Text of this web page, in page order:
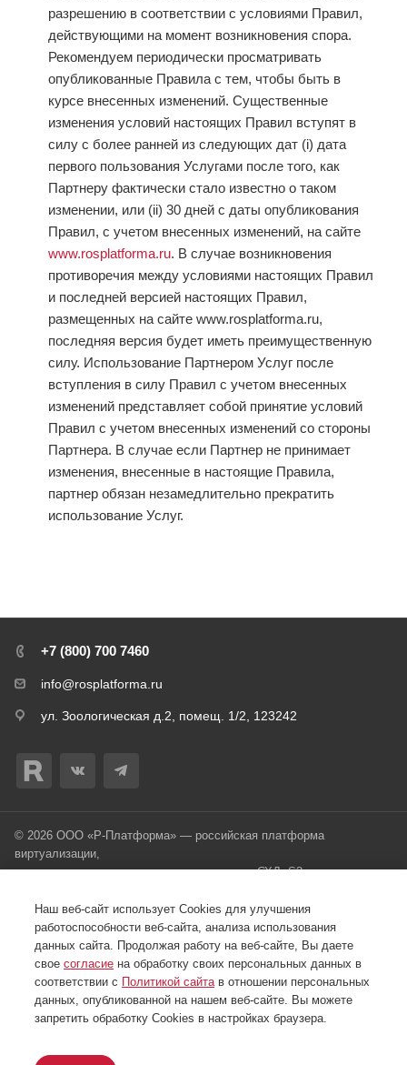
разрешению в соответствии с условиями Правил,
действующими на момент возникновения спора.
Рекомендуем периодически просматривать
опубликованные Правила с тем, чтобы быть в
курсе внесенных изменений. Существенные
изменения условий настоящих Правил вступят в
силу с более ранней из следующих дат (i) дата
первого пользования Услугами после того, как
Партнеру фактически стало известно о таком
изменении, или (ii) 30 дней с даты опубликования
Правил, с учетом внесенных изменений, на сайте
www.rosplatforma.ru. В случае возникновения
противоречия между условиями настоящих Правил
и последней версией настоящих Правил,
размещенных на сайте www.rosplatforma.ru,
последняя версия будет иметь преимущественную
силу. Использование Партнером Услуг после
вступления в силу Правил с учетом внесенных
изменений представляет собой принятие условий
Правил с учетом внесенных изменений со стороны
Партнера. В случае если Партнер не принимает
изменения, внесенные в настоящие Правила,
партнер обязан незамедлительно прекратить
использование Услуг.
+7 (800) 700 7460
info@rosplatforma.ru
ул. Зоологическая д.2, помещ. 1/2, 123242
© 2026 ООО «Р-Платформа» — российская платформа
виртуализации,
гиперконвергентное решение, программная СХД, S3-хранилище.
Лицензионное соглашение с конечным пользователем
Политикa обработки персональных данных в ООО "Р-
Платформа"
Наш веб-сайт использует Cookies для улучшения
работоспособности веб-сайта, анализа использования
данных сайта. Продолжая работу на веб-сайте, Вы даете
свое согласие на обработку своих персональных данных в
соответствии с Политикой сайтав отношении персональных
данных, опубликованной на нашем веб-сайте. Вы можете
запретить обработку Cookies в настройках браузера.